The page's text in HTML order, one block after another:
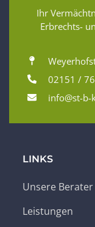
Ihr
Erbrechts-
02151 /
info@st-b-
LINKS
Unsere Berater
Leistungen